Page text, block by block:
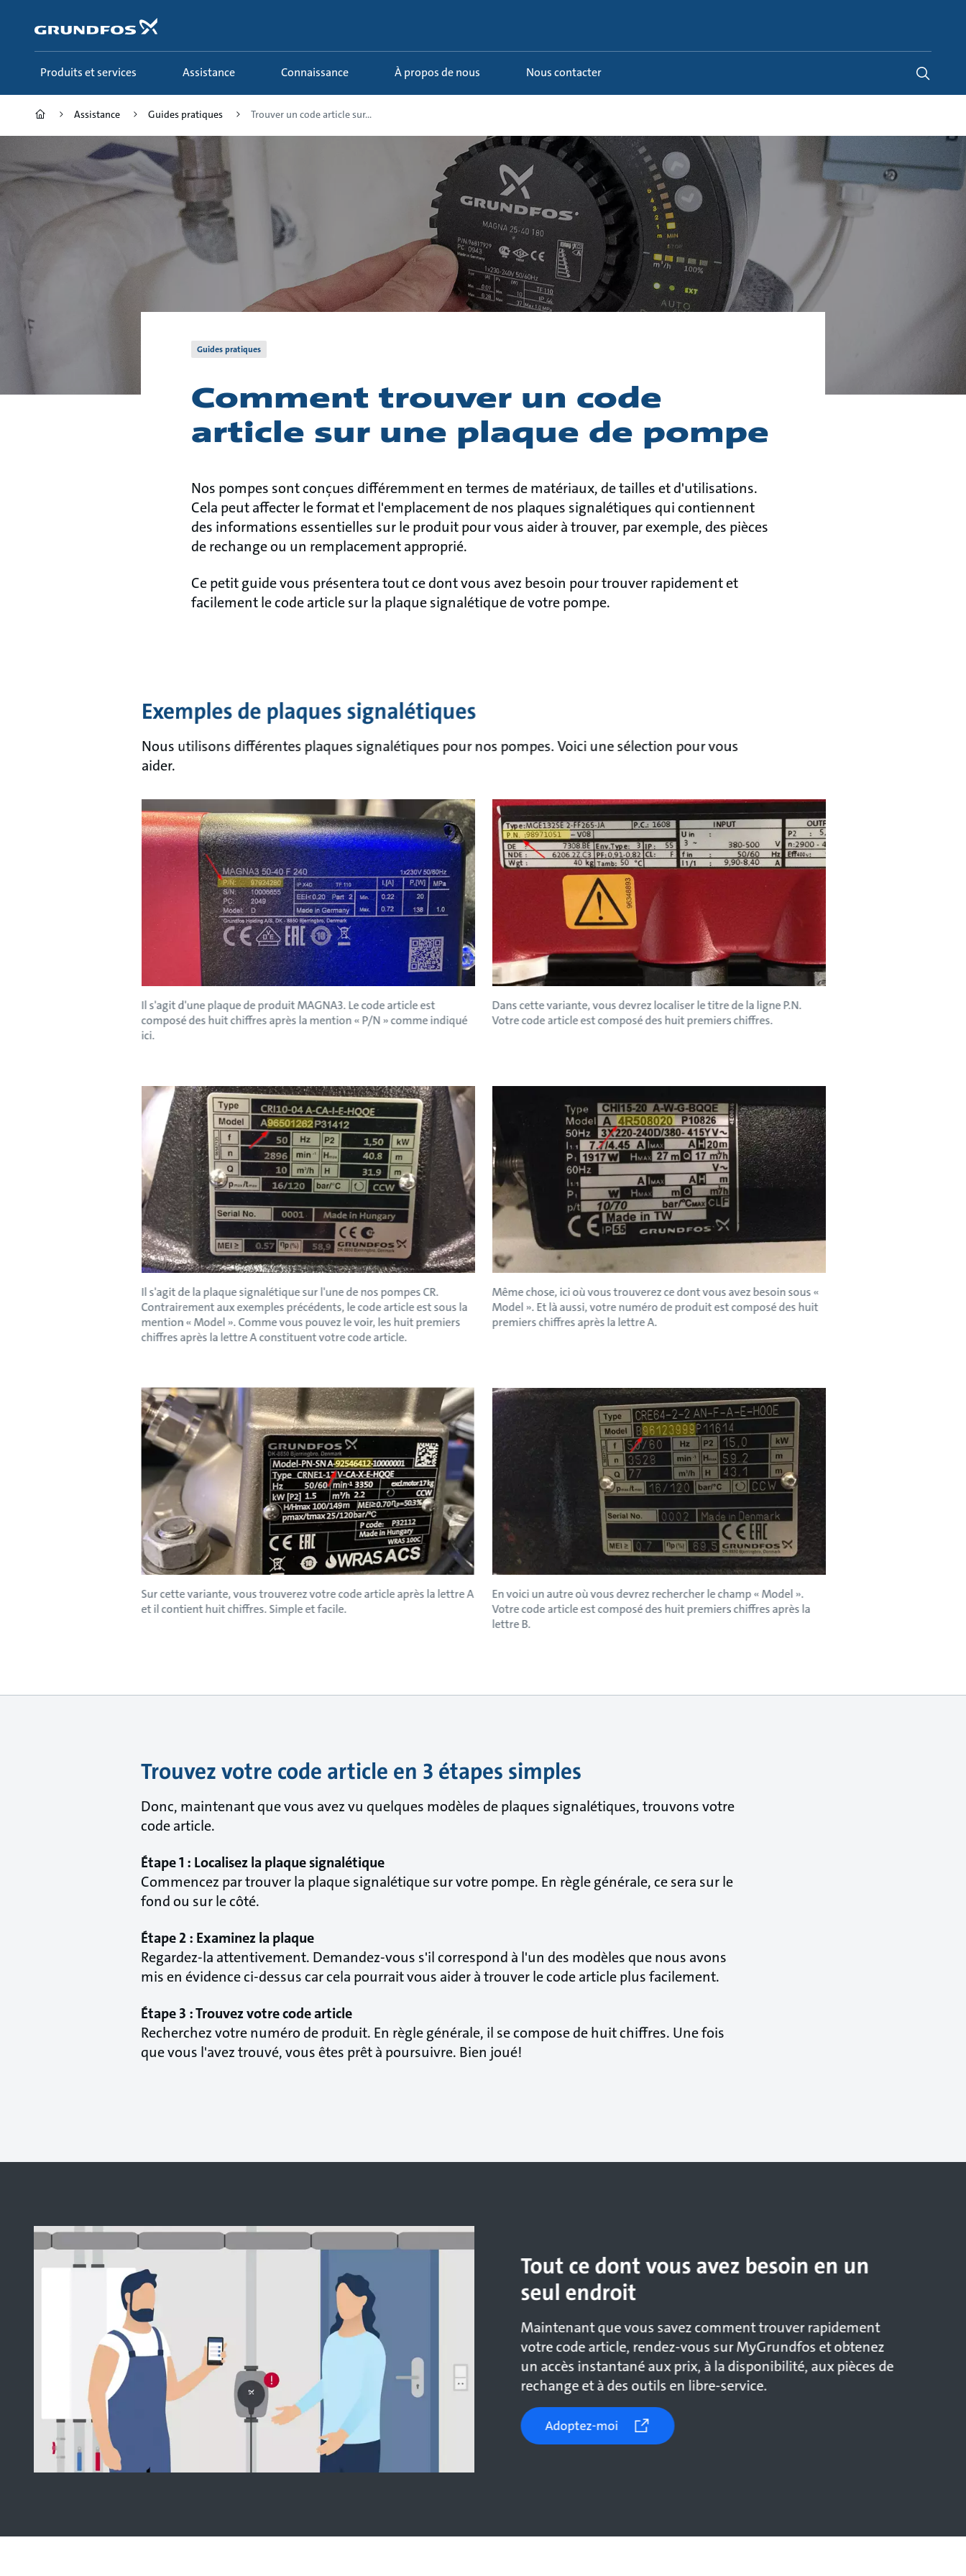
principal
Produits et services Assistance Connaissance À propos de nous Nous contacter
Assistance Guides pratiques Trouver un code article sur...
Guides pratiques
Comment trouver un code
article sur une plaque de pompe
Nos pompes sont conçues différemment en termes de matériaux, de tailles et d'utilisations.
Cela peut affecter le format et l'emplacement de nos plaques signalétiques qui contiennent
des informations essentielles sur le produit pour vous aider à trouver, par exemple, des pièces
de rechange ou un remplacement approprié.
Ce petit guide vous présentera tout ce dont vous avez besoin pour trouver rapidement et
facilement le code article sur la plaque signalétique de votre pompe.
Exemples de plaques signalétiques
Nous utilisons différentes plaques signalétiques pour nos pompes. Voici une sélection pour vous
aider.
Il s'agit d'une plaque de produit MAGNA3. Le code article est
composé des huit chiffres après la mention « P/N » comme indiqué
ici.
Dans cette variante, vous devrez localiser le titre de la ligne P.N.
Votre code article est composé des huit premiers chiffres.
Il s'agit de la plaque signalétique sur l'une de nos pompes CR.
Contrairement aux exemples précédents, le code article est sous la
mention « Model ». Comme vous pouvez le voir, les huit premiers
chiffres après la lettre A constituent votre code article.
Même chose, ici où vous trouverez ce dont vous avez besoin sous «
Model ». Et là aussi, votre numéro de produit est composé des huit
premiers chiffres après la lettre A.
Sur cette variante, vous trouverez votre code article après la lettre A
et il contient huit chiffres. Simple et facile.
En voici un autre où vous devrez rechercher le champ « Model ».
Votre code article est composé des huit premiers chiffres après la
lettre B.
Trouvez votre code article en 3 étapes simples
Donc, maintenant que vous avez vu quelques modèles de plaques signalétiques, trouvons votre
code article.
Étape 1 : Localisez la plaque signalétique
Commencez par trouver la plaque signalétique sur votre pompe. En règle générale, ce sera sur le
fond ou sur le côté.
Étape 2 : Examinez la plaque
Regardez-la attentivement. Demandez-vous s'il correspond à l'un des modèles que nous avons
mis en évidence ci-dessus car cela pourrait vous aider à trouver le code article plus facilement.
Étape 3 : Trouvez votre code article
Recherchez votre numéro de produit. En règle générale, il se compose de huit chiffres. Une fois
que vous l'avez trouvé, vous êtes prêt à poursuivre. Bien joué!
Tout ce dont vous avez besoin en un
seul endroit
Maintenant que vous savez comment trouver rapidement
votre code article, rendez-vous sur MyGrundfos et obtenez
un accès instantané aux prix, à la disponibilité, aux pièces de
rechange et à des outils en libre-service.
Adoptez-moi